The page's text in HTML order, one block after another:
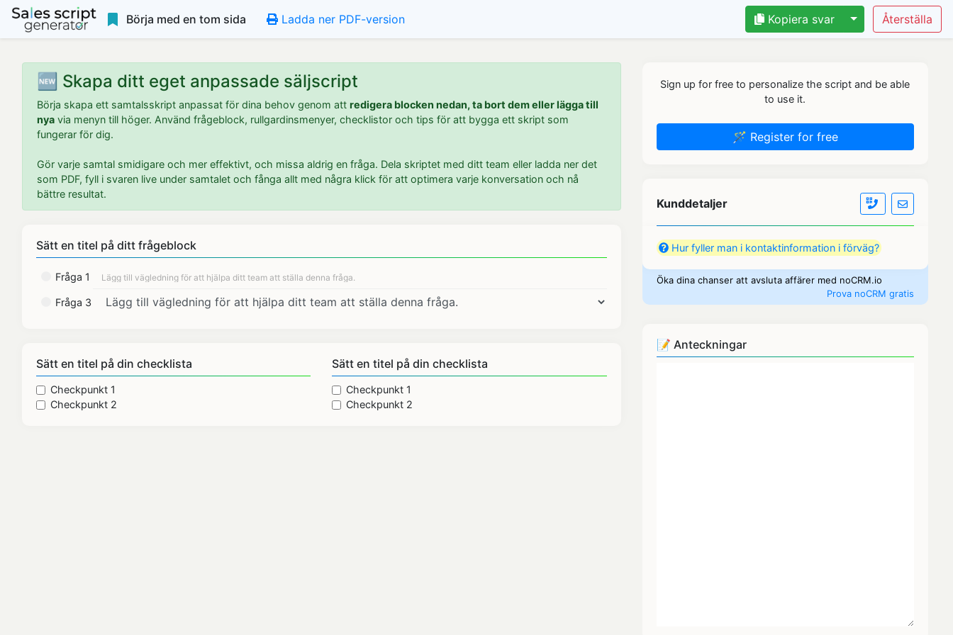
Börja med en tom sida Ladda ner PDF-version Kopiera svar
🆕 Skapa ditt eget anpassade säljscript
Börja skapa ett samtalsskript anpassat för dina behov genom att redigera blocken nedan, ta bort dem eller lägga till
nya via menyn till höger. Använd frågeblock, rullgardinsmenyer, checklistor och tips för att bygga ett skript som
fungerar för dig.
Gör varje samtal smidigare och mer effektivt, och missa aldrig en fråga. Dela skriptet med ditt team eller ladda ner det
som PDF, fyll i svaren live under samtalet och fånga allt med några klick för att optimera varje konversation och nå
bättre resultat.
Sätt en titel på ditt frågeblock
Fråga 1
Fråga 3
Sätt en titel på din checklista
Checkpunkt 1
Checkpunkt 2
Sätt en titel på din checklista
Checkpunkt 1
Checkpunkt 2
Sign up for free to personalize the script and be able
to use it.
🪄 Register for free
Kunddetaljer
Hur fyller man i kontaktinformation i förväg?
Öka dina chanser att avsluta affärer med noCRM.io
Prova noCRM gratis
📝 Anteckningar